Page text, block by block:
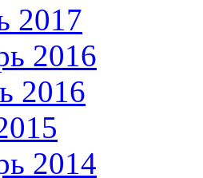
2017
2016
2016
2014